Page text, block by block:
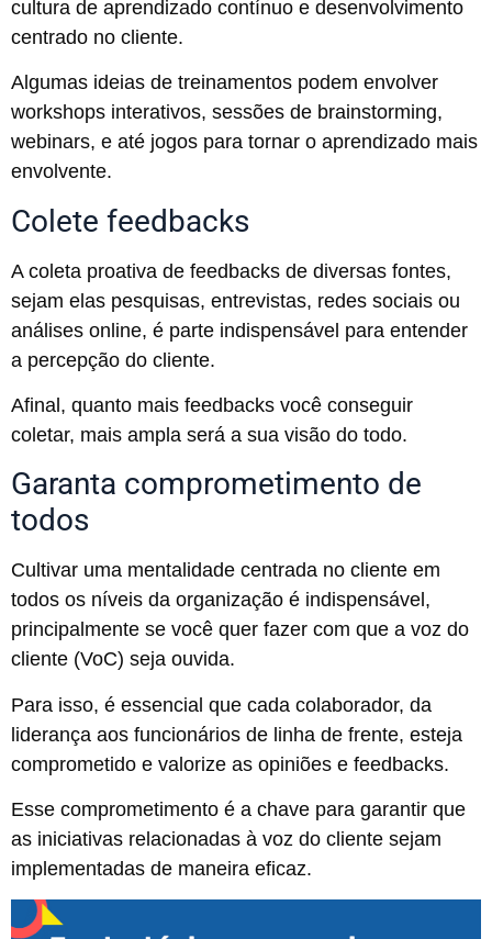
cultura de aprendizado contínuo e desenvolvimento
centrado no cliente.
Algumas ideias de treinamentos podem envolver
workshops interativos, sessões de brainstorming,
webinars, e até jogos para tornar o aprendizado mais
envolvente.
Colete feedbacks
A coleta proativa de feedbacks de diversas fontes,
sejam elas pesquisas, entrevistas, redes sociais ou
análises online, é parte indispensável para entender
a percepção do cliente.
Afinal, quanto mais feedbacks você conseguir
coletar, mais ampla será a sua visão do todo.
Garanta comprometimento de
todos
Cultivar uma mentalidade centrada no cliente em
todos os níveis da organização é indispensável,
principalmente se você quer fazer com que a voz do
cliente (VoC) seja ouvida.
Para isso, é essencial que cada colaborador, da
liderança aos funcionários de linha de frente, esteja
comprometido e valorize as opiniões e feedbacks.
Esse comprometimento é a chave para garantir que
as iniciativas relacionadas à voz do cliente sejam
implementadas de maneira eficaz.